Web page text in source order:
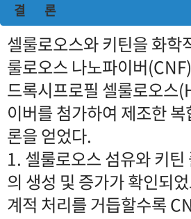
결 론
셀룰로오스와 키틴을 화학
룰로오스 나노파이버
드록시프로필 셀룰로오스
이버를 첨가하여 제조한
론을 얻었다.
1. 셀룰로오스 섬유와 키
의 생성 및 증가가 확인되
계적 처리를 거듭할수록